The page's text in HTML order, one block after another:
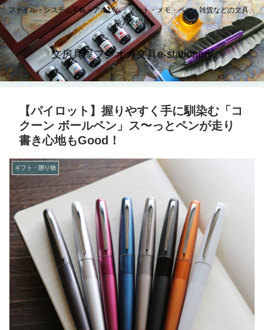
ファイル・システム手帳・アルバム・ノート・メモ・ペン・雑貨などの文具、
輸入文房具
文房具屋フジオカ文具e-stationery
【パイロット】握りやすく手に馴染む「コ
クーン ボールペン」ス〜っとペンが走り
書き心地もGood！
ギフト・贈り物